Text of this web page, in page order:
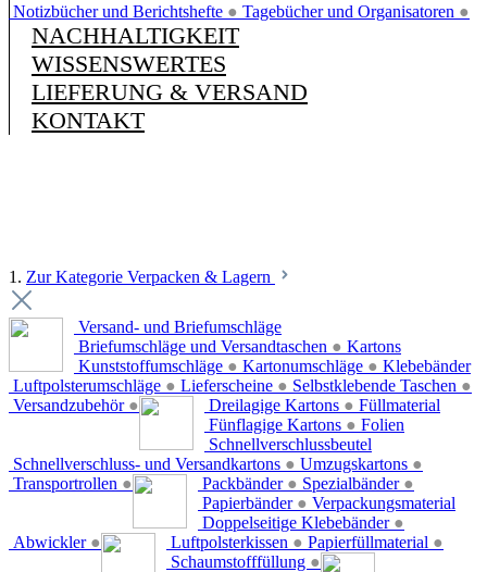
Notizbücher und Berichtshefte ● Tagebücher und Organisatoren ●
NACHHALTIGKEIT
WISSENSWERTES
LIEFERUNG & VERSAND
KONTAKT
1. Zur Kategorie Verpacken & Lagern
Versand- und Briefumschläge
Briefumschläge und Versandtaschen ●
Kunststoffumschläge ● Kartonumschläge ●
Luftpolsterumschläge ● Lieferscheine ● Selbstklebende Taschen ●
Versandzubehör ●
Kartons
Dreilagige Kartons ●
Fünflagige Kartons ●
Schnellverschluss- und Versandkartons ● Umzugskartons ●
Transportrollen ●
Klebebänder
Packbänder ● Spezialbänder ●
Papierbänder ●
Doppelseitige Klebebänder ●
Abwickler ●
Füllmaterial
Luftpolsterkissen ● Papierfüllmaterial ●
Schaumstofffüllung ●
Folien
Schnellverschlussbeutel
Verpackungsmaterial